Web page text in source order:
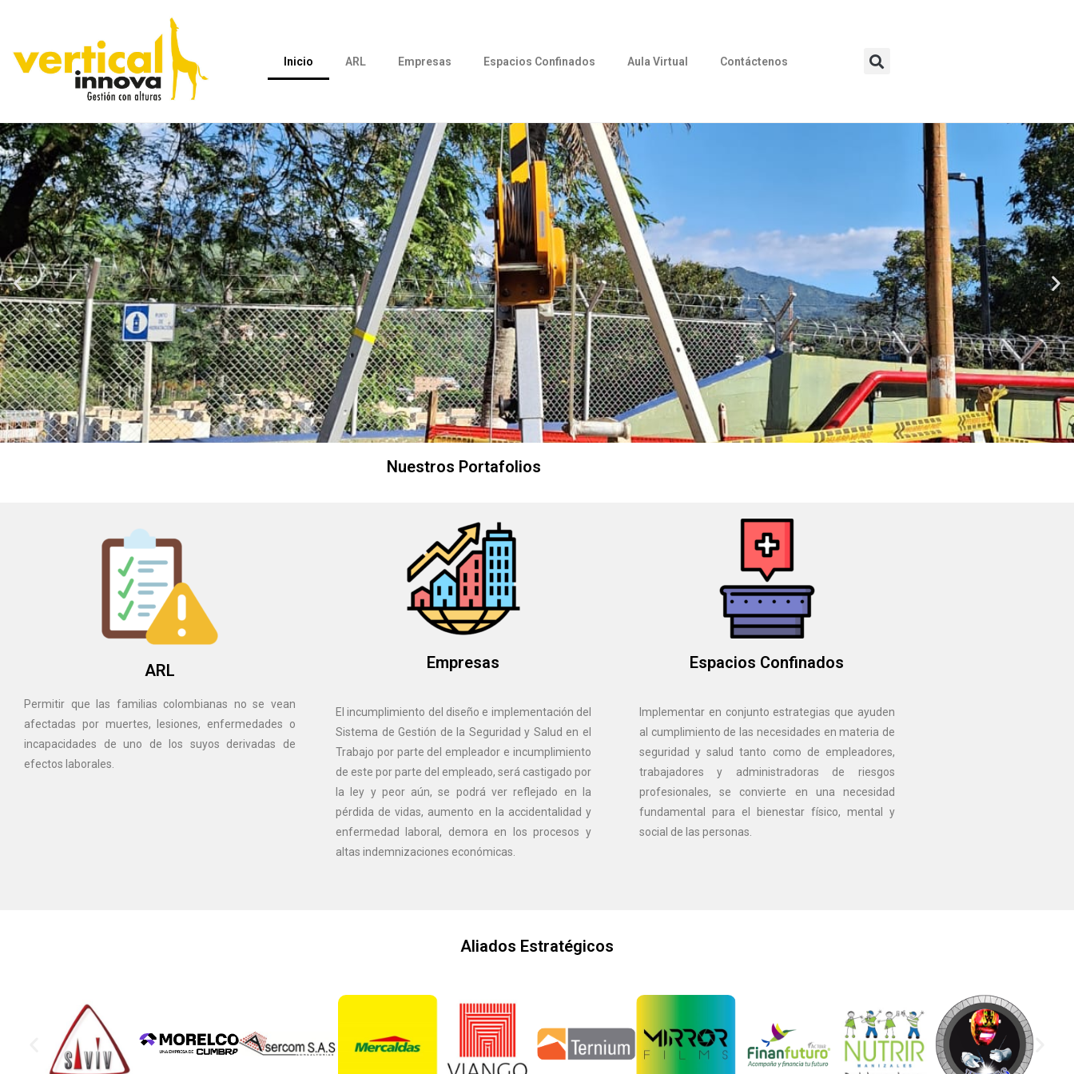
Inicio ARL Empresas Espacios Confinados Aula Virtual Contáctenos
Nuestros Portafolios
ARL
Permitir que las familias colombianas no se vean
afectadas por muertes, lesiones, enfermedades o
incapacidades de uno de los suyos derivadas de
efectos laborales.
Empresas
El incumplimiento del diseño e implementación del
Sistema de Gestión de la Seguridad y Salud en el
Trabajo por parte del empleador e incumplimiento
de este por parte del empleado, será castigado por
la ley y peor aún, se podrá ver reflejado en la
pérdida de vidas, aumento en la accidentalidad y
enfermedad laboral, demora en los procesos y
altas indemnizaciones económicas.
Espacios Confinados
Implementar en conjunto estrategias que ayuden
al cumplimiento de las necesidades en materia de
seguridad y salud tanto como de empleadores,
trabajadores y administradoras de riesgos
profesionales, se convierte en una necesidad
fundamental para el bienestar físico, mental y
social de las personas.
Aliados Estratégicos